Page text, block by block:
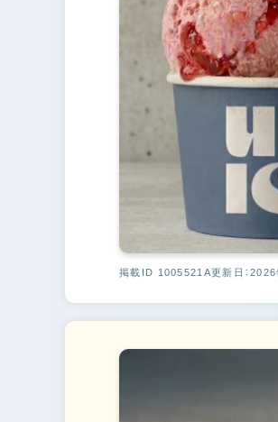
掲載ID 1005521A更新日：